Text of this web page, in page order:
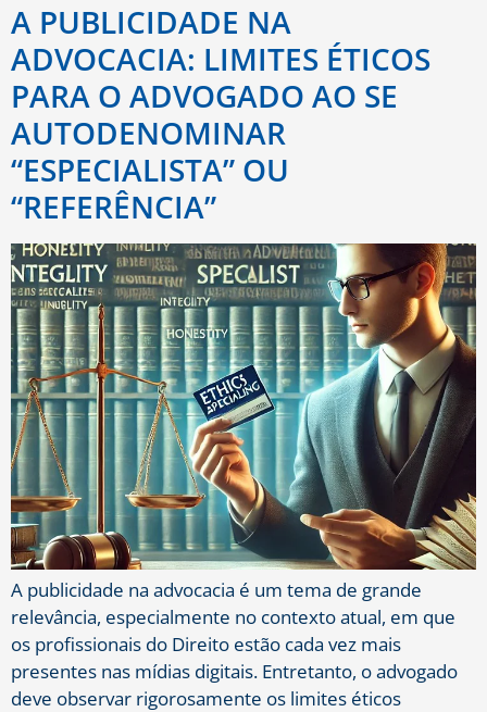
A PUBLICIDADE NA
ADVOCACIA: LIMITES ÉTICOS
PARA O ADVOGADO AO SE
AUTODENOMINAR
“ESPECIALISTA” OU
“REFERÊNCIA”
A publicidade na advocacia é um tema de grande
relevância, especialmente no contexto atual, em que
os profissionais do Direito estão cada vez mais
presentes nas mídias digitais. Entretanto, o advogado
deve observar rigorosamente os limites éticos